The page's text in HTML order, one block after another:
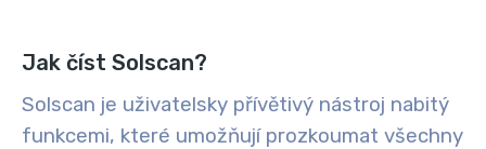
Jak číst Solscan?
Solscan je uživatelsky přívětivý nástroj nabitý
funkcemi, které umožňují prozkoumat všechny